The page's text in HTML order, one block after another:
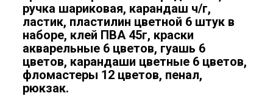
ручка шариковая, карандаш ч/г,
ластик, пластилин цветной 6 штук в
наборе, клей ПВА 45г, краски
акварельные 6 цветов, гуашь 6
цветов, карандаши цветные 6 цветов,
фломастеры 12 цветов, пенал,
рюкзак.